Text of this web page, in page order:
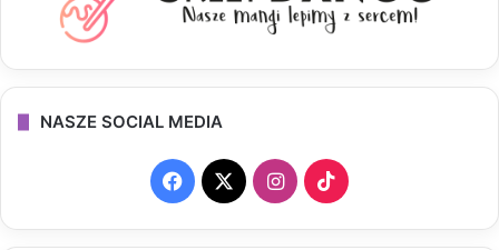
NASZE SOCIAL MEDIA
F
a
X
I
n
T
i